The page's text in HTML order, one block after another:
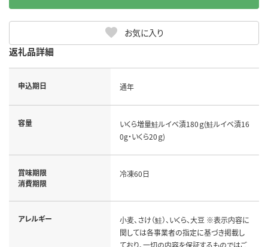
お気に入り
返礼品詳細
申込期日 通年
容量
いくら増量鮭ルイベ漬180ｇ(鮭ルイベ漬16
0g・いくら20ｇ)
賞味期限
消費期限
冷凍60日
アレルギー
小麦、さけ（鮭）、いくら、大豆 ※表示内容に
関しては各事業者の指定に基づき掲載し
ており、一切の内容を保証するものではご